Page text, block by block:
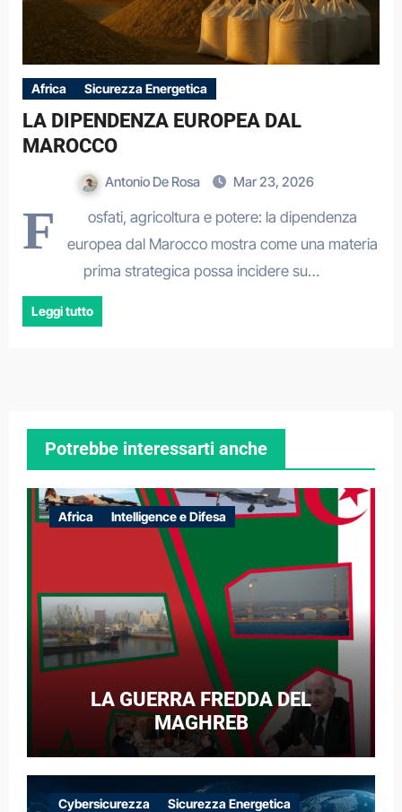
Africa Sicurezza Energetica
LA DIPENDENZA EUROPEA DAL
MAROCCO
Antonio De Rosa Mar 23, 2026
F
osfati, agricoltura e potere: la dipendenza
europea dal Marocco mostra come una materia
prima strategica possa incidere su…
Leggi tutto
Potrebbe interessarti anche
Africa Intelligence e Difesa
LA GUERRA FREDDA DEL
MAGHREB
Cybersicurezza Sicurezza Energetica